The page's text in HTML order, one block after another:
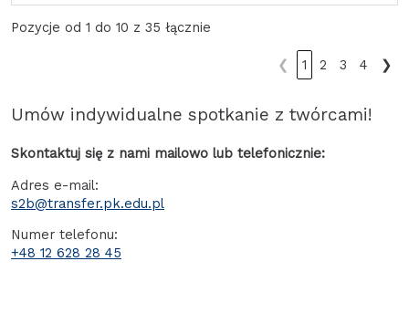
Pozycje od 1 do 10 z 35 łącznie
❮ 1 2 3 4 ❯
Umów indywidualne spotkanie z twórcami!
Skontaktuj się z nami mailowo lub telefonicznie:
Adres e-mail:
s2b@transfer.pk.edu.pl
Numer telefonu:
+48 12 628 28 45